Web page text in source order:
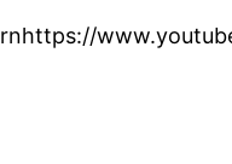
rnhttps://